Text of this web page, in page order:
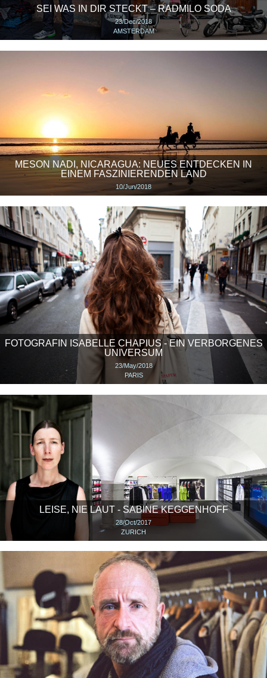
SEI WAS IN DIR STECKT – RADMILO SODA
23/Dec/2018
AMSTERDAM
MESON NADI, NICARAGUA: NEUES ENTDECKEN IN
EINEM FASZINIERENDEN LAND
10/Jun/2018
FOTOGRAFIN ISABELLE CHAPIUS - EIN VERBORGENES
UNIVERSUM
23/May/2018
PARIS
LEISE, NIE LAUT - SABINE KEGGENHOFF
28/Oct/2017
ZURICH